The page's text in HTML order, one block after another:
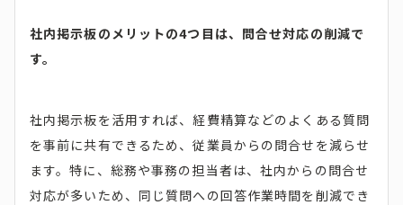
社内掲示板のメリットの4つ目は、問合せ対応の削減で
す。
社内掲示板を活用すれば、経費精算などのよくある質問
を事前に共有できるため、従業員からの問合せを減らせ
ます。特に、総務や事務の担当者は、社内からの問合せ
対応が多いため、同じ質問への回答作業時間を削減でき